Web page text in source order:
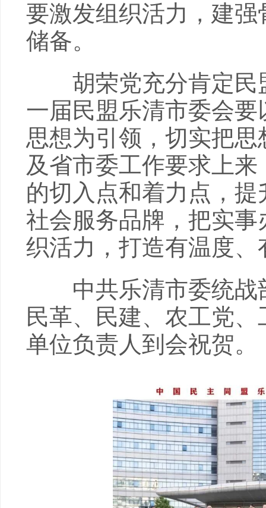
要激发组织活力，建
储备。
胡荣党充分肯定民
一届民盟乐清市委会
思想为引领，切实把
及省市委工作要求上
的切入点和着力点，
社会服务品牌，把实
织活力，打造有温度
中共乐清市委统战
民革、民建、农工党
单位负责人到会祝贺。